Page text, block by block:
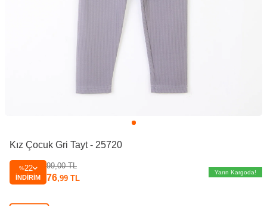
Kız Çocuk Gri Tayt - 25720
%22
İNDIRIM
99,00TL
76,99 TL
Yarın Kargoda!